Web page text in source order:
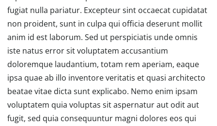
fugiat nulla pariatur. Excepteur sint occaecat cupidatat
non proident, sunt in culpa qui officia deserunt mollit
anim id est laborum. Sed ut perspiciatis unde omnis
iste natus error sit voluptatem accusantium
doloremque laudantium, totam rem aperiam, eaque
ipsa quae ab illo inventore veritatis et quasi architecto
beatae vitae dicta sunt explicabo. Nemo enim ipsam
voluptatem quia voluptas sit aspernatur aut odit aut
fugit, sed quia consequuntur magni dolores eos qui